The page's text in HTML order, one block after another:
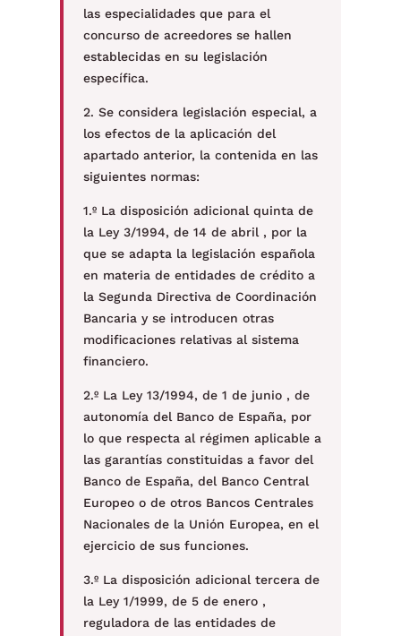
las especialidades que para el
concurso de acreedores se hallen
establecidas en su legislación
específica.
2. Se considera legislación especial, a
los efectos de la aplicación del
apartado anterior, la contenida en las
siguientes normas:
1.º La disposición adicional quinta de
la Ley 3/1994, de 14 de abril , por la
que se adapta la legislación española
en materia de entidades de crédito a
la Segunda Directiva de Coordinación
Bancaria y se introducen otras
modificaciones relativas al sistema
financiero.
2.º La Ley 13/1994, de 1 de junio , de
autonomía del Banco de España, por
lo que respecta al régimen aplicable a
las garantías constituidas a favor del
Banco de España, del Banco Central
Europeo o de otros Bancos Centrales
Nacionales de la Unión Europea, en el
ejercicio de sus funciones.
3.º La disposición adicional tercera de
la Ley 1/1999, de 5 de enero ,
reguladora de las entidades de